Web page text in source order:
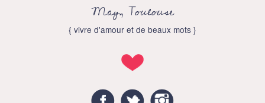
May, Toulouse
{ vivre d'amour et de beaux mots }
FacebookTwitter